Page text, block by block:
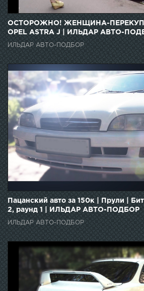
ОСТОРОЖНО! ЖЕНЩИНА-ПЕРЕКУП
OPEL ASTRA J | ИЛЬДАР АВТО-
ИЛЬДАР АВТО-ПОДБОР
Пацанcкий авто за 150к | Прули |
2, раунд 1 | ИЛЬДАР АВТО-ПОДБОР
ИЛЬДАР АВТО-ПОДБОР